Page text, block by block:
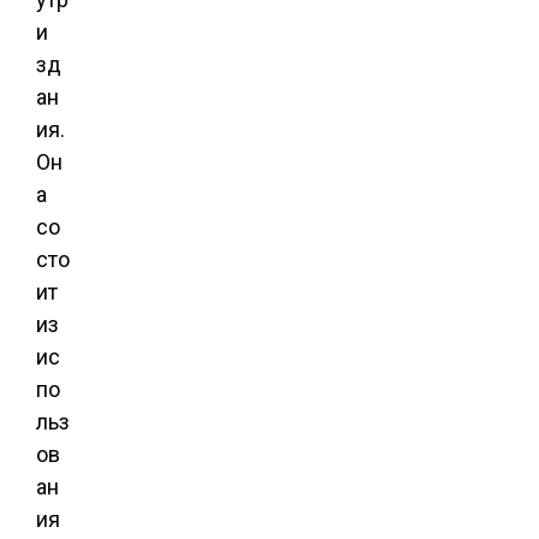
и
зд
ан
ия.
Он
а
со
сто
ит
из
ис
по
льз
ов
ан
ия